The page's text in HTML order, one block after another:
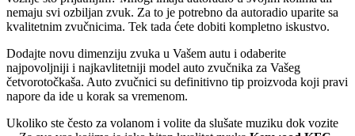
nemaju svi ozbiljan zvuk. Za to je potrebno da autoradio uparite sa
kvalitetnim zvučnicima. Tek tada ćete dobiti kompletno iskustvo.
Dodajte novu dimenziju zvuka u Vašem autu i odaberite
najpovoljniji i najkavlitetniji model auto zvučnika za Vašeg
četvorotočkaša. Auto zvučnici su definitivno tip proizvoda koji pravi
napore da ide u korak sa vremenom.
Ukoliko ste često za volanom i volite da slušate muziku dok vozite